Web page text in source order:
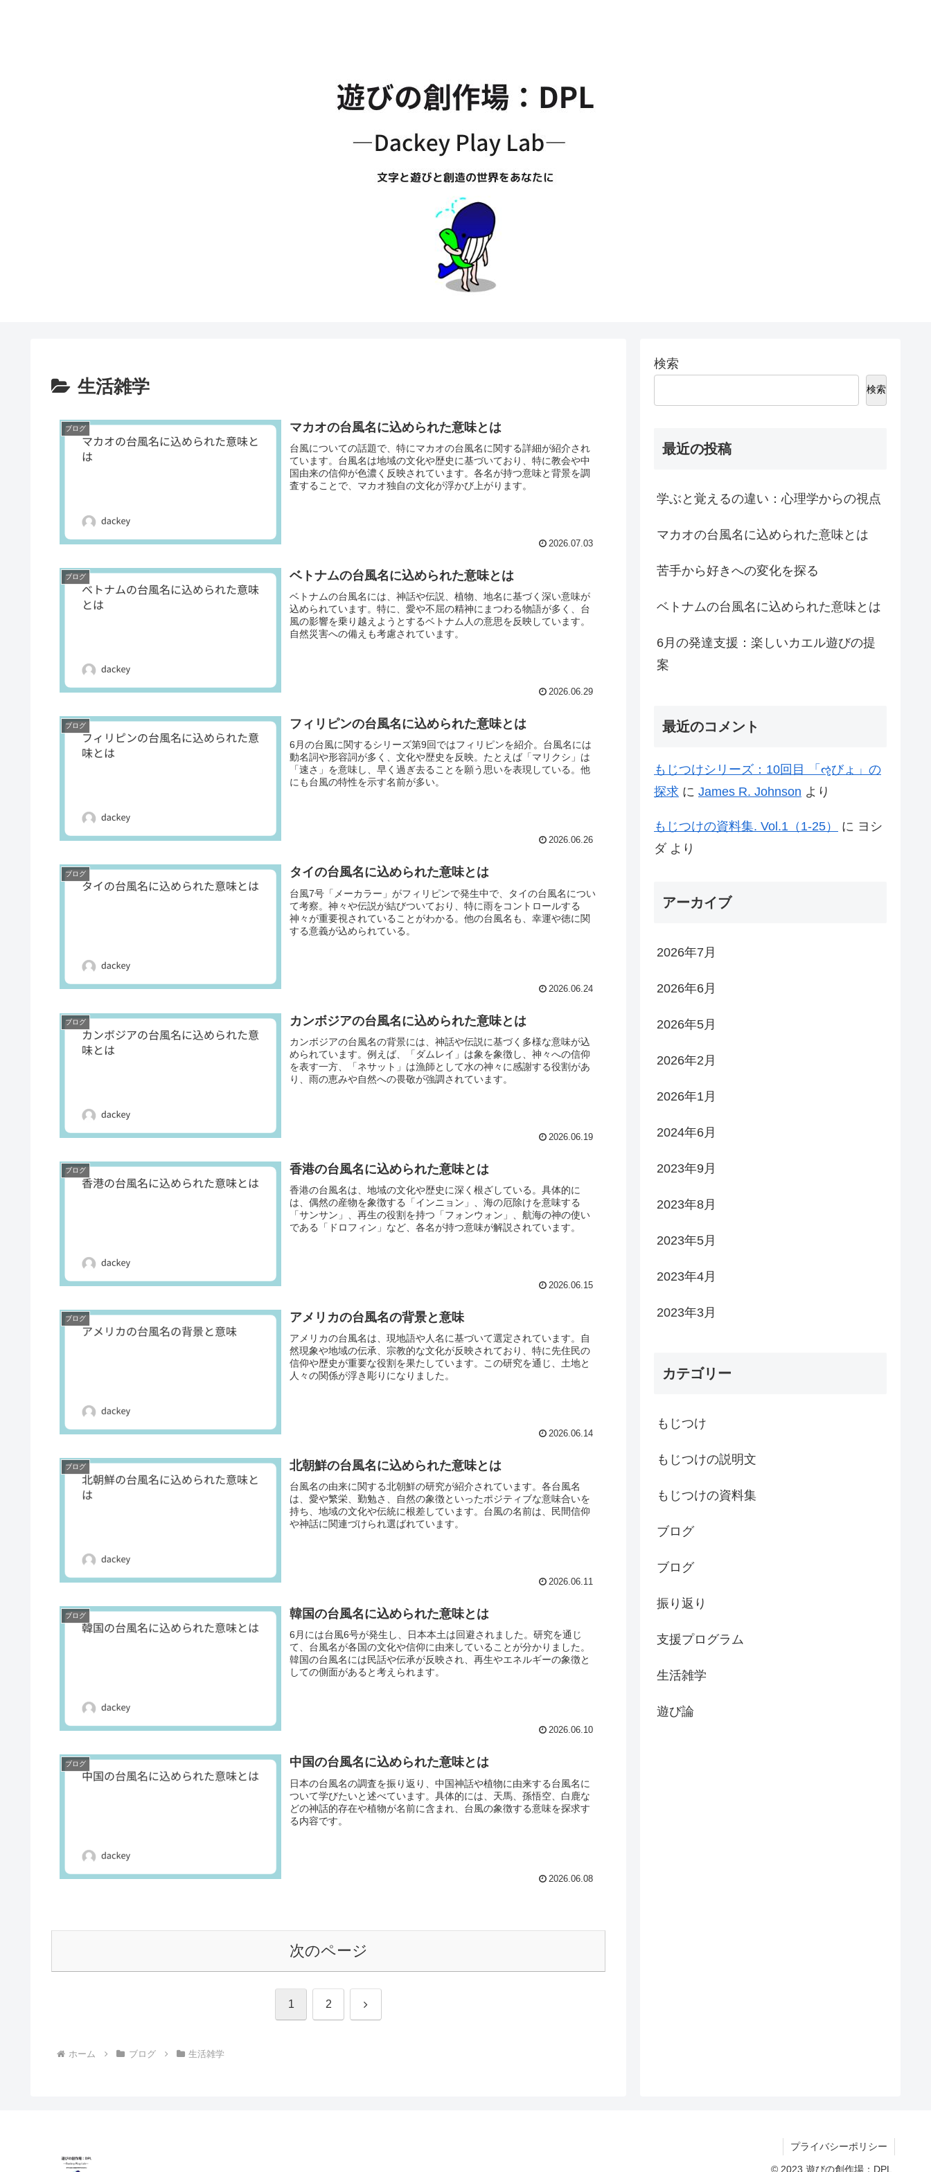
生活雑学
ブログ マカオの台風名に込められた意味とは
台風についての話題で、特にマカオの台風名に関する詳細が紹介され
ています。台風名は地域の文化や歴史に基づいており、特に教会や中
国由来の信仰が色濃く反映されています。各名が持つ意味と背景を調
査することで、マカオ独自の文化が浮かび上がります。
2026.07.03
ブログ ベトナムの台風名に込められた意味とは
ベトナムの台風名には、神話や伝説、植物、地名に基づく深い意味が
込められています。特に、愛や不屈の精神にまつわる物語が多く、台
風の影響を乗り越えようとするベトナム人の意思を反映しています。
自然災害への備えも考慮されています。
2026.06.29
ブログ フィリピンの台風名に込められた意味とは
6月の台風に関するシリーズ第9回ではフィリピンを紹介。台風名には
動名詞や形容詞が多く、文化や歴史を反映。たとえば「マリクシ」は
「速さ」を意味し、早く過ぎ去ることを願う思いを表現している。他
にも台風の特性を示す名前が多い。
2026.06.26
ブログ タイの台風名に込められた意味とは
台風7号「メーカラー」がフィリピンで発生中で、タイの台風名につい
て考察。神々や伝説が結びついており、特に雨をコントロールする
神々が重要視されていることがわかる。他の台風名も、幸運や徳に関
する意義が込められている。
2026.06.24
ブログ カンボジアの台風名に込められた意味とは
カンボジアの台風名の背景には、神話や伝説に基づく多様な意味が込
められています。例えば、「ダムレイ」は象を象徴し、神々への信仰
を表す一方、「ネサット」は漁師として水の神々に感謝する役割があ
り、雨の恵みや自然への畏敬が強調されています。
2026.06.19
ブログ 香港の台風名に込められた意味とは
香港の台風名は、地域の文化や歴史に深く根ざしている。具体的に
は、偶然の産物を象徴する「インニョン」、海の厄除けを意味する
「サンサン」、再生の役割を持つ「フォンウォン」、航海の神の使い
である「ドロフィン」など、各名が持つ意味が解説されています。
2026.06.15
ブログ アメリカの台風名の背景と意味
アメリカの台風名は、現地語や人名に基づいて選定されています。自
然現象や地域の伝承、宗教的な文化が反映されており、特に先住民の
信仰や歴史が重要な役割を果たしています。この研究を通じ、土地と
人々の関係が浮き彫りになりました。
2026.06.14
ブログ 北朝鮮の台風名に込められた意味とは
台風名の由来に関する北朝鮮の研究が紹介されています。各台風名
は、愛や繁栄、勤勉さ、自然の象徴といったポジティブな意味合いを
持ち、地域の文化や伝統に根差しています。台風の名前は、民間信仰
や神話に関連づけられ選ばれています。
2026.06.11
ブログ 韓国の台風名に込められた意味とは
6月には台風6号が発生し、日本本土は回避されました。研究を通じ
て、台風名が各国の文化や信仰に由来していることが分かりました。
韓国の台風名には民話や伝承が反映され、再生やエネルギーの象徴と
しての側面があると考えられます。
2026.06.10
ブログ 中国の台風名に込められた意味とは
日本の台風名の調査を振り返り、中国神話や植物に由来する台風名に
ついて学びたいと述べています。具体的には、天馬、孫悟空、白鹿な
どの神話的存在や植物が名前に含まれ、台風の象徴する意味を探求す
る内容です。
2026.06.08
次のページ
1 2 次
ホーム ブログ 生活雑学
検索
検索
最近の投稿
学ぶと覚えるの違い：心理学からの視点
マカオの台風名に込められた意味とは
苦手から好きへの変化を探る
ベトナムの台風名に込められた意味とは
6月の発達支援：楽しいカエル遊びの提
案
最近のコメント
もじつけシリーズ：10回目 「ૡฺびょ」の
探求 に James R. Johnson より
もじつけの資料集. Vol.1（1-25） に ヨシ
ダ より
アーカイブ
2026年7月
2026年6月
2026年5月
2026年2月
2026年1月
2024年6月
2023年9月
2023年8月
2023年5月
2023年4月
2023年3月
カテゴリー
もじつけ
もじつけの説明文
もじつけの資料集
ブログ
ブログ
振り返り
支援プログラム
生活雑学
遊び論
プライバシーポリシー
© 2023 遊びの創作場：DPL.